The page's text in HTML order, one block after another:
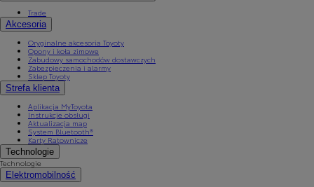
Trade
Akcesoria
Oryginalne akcesoria Toyoty
Opony i koła zimowe
Zabudowy samochodów dostawczych
Zabezpieczenia i alarmy
Sklep Toyoty
Strefa klienta
Aplikacja MyToyota
Instrukcje obsługi
Aktualizacja map
System Bluetooth®
Karty Ratownicze
Technologie
Technologie
Elektromobilność